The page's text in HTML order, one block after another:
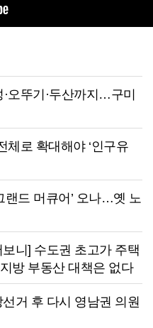
오뚜기·두산까지…구미
체로 확대해야 ‘인구유
랜드 머큐어’ 오나…옛 노
니] 수도권 초고가 주택
방 부동산 대책은 없다
거 후 다시 영남권 의원